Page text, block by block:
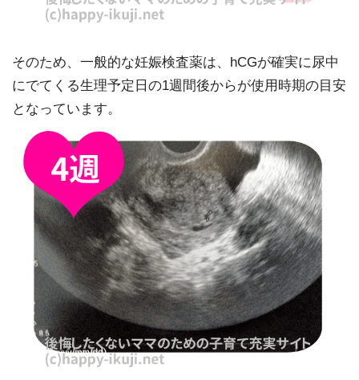
そのため、一般的な妊娠検査薬は、hCGが確実に尿中
にでてくる生理予定日の1週間後からが使用時期の目安
となっています。